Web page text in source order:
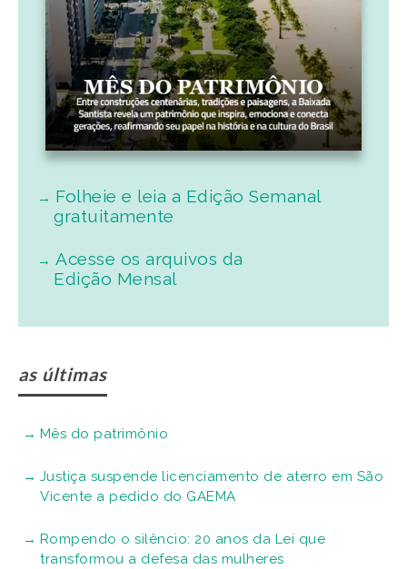
Folheie e leia a Edição Semanal
gratuitamente
Acesse os arquivos da
Edição Mensal
as últimas
Mês do patrimônio
Justiça suspende licenciamento de aterro em São
Vicente a pedido do GAEMA
Rompendo o silêncio: 20 anos da Lei que
transformou a defesa das mulheres